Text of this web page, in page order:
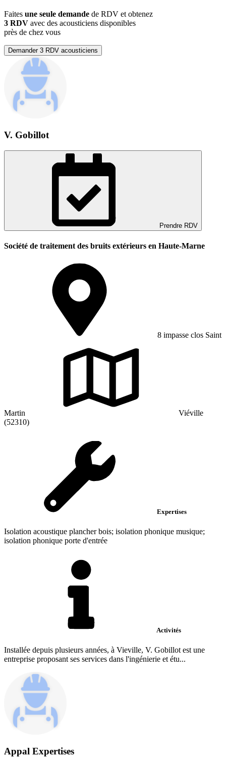
Faites une seule demande de RDV et obtenez
3 RDV avec des acousticiens disponibles
près de chez vous
Demander 3 RDV acousticiens
V. Gobillot
Prendre RDV
Société de traitement des bruits extérieurs en Haute-Marne
8 impasse clos Saint
Martin
Viéville
(52310)
Expertises
Isolation acoustique plancher bois; isolation phonique musique;
isolation phonique porte d'entrée
Activités
Installée depuis plusieurs années, à Vieville, V. Gobillot est une
entreprise proposant ses services dans l'ingénierie et étu...
Appal Expertises